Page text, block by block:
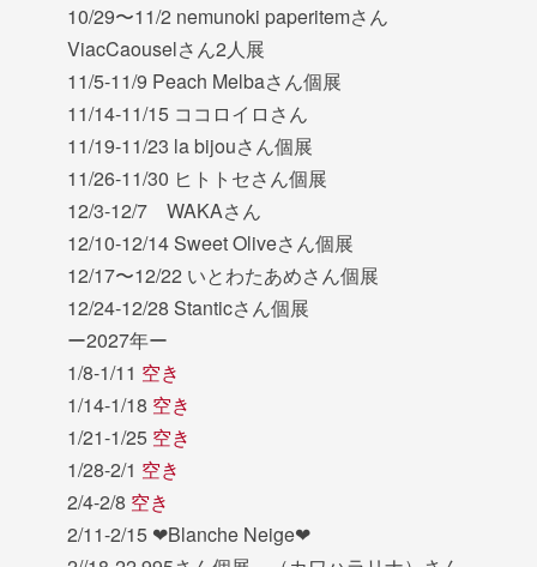
10/29〜11/2 nemunoki paperitemさん
ViacCaouselさん2人展
11/5-11/9 Peach Melbaさん個展
11/14-11/15 ココロイロさん
11/19-11/23 la bijouさん個展
11/26-11/30 ヒトトセさん個展
12/3-12/7 WAKAさん
12/10-12/14 Sweet Oliveさん個展
12/17〜12/22 いとわたあめさん個展
12/24-12/28 Stanticさん個展
ー2027年ー
1/8-1/11 空き
1/14-1/18 空き
1/21-1/25 空き
1/28-2/1 空き
2/4-2/8 空き
2/11-2/15 ❤︎Blanche Neige❤︎